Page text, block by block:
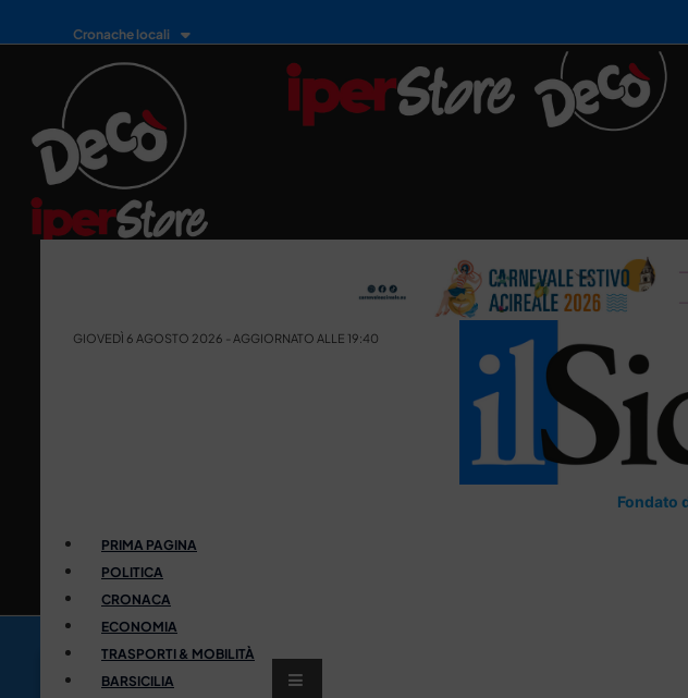
Cronache locali
GIOVEDÌ 6 AGOSTO 2026 - AGGIORNATO ALLE 19:40
Fondato
PRIMA PAGINA
POLITICA
CRONACA
ECONOMIA
TRASPORTI & MOBILITÀ
BARSICILIA